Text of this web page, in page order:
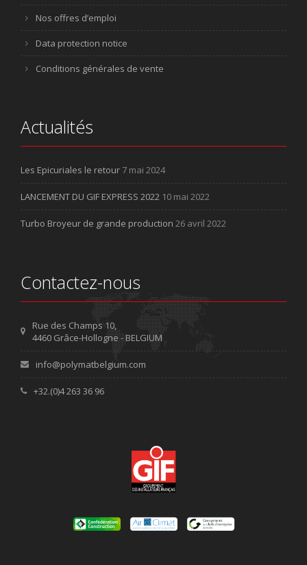
Nos offres d’emploi
Data protection notice
Conditions générales de vente
Actualités
Les Epicuriales le retour 7 mai 2024
LANCEMENT DU GIF EXPRESS 2022 10 mai 2022
Turbo Broyeur de grande production 26 avril 2022
Contactez-nous
Rue des Champs 10,
4460 Grâce-Hollogne - BELGIUM
info@polymatbelgium.com
+32.(0)4 263 36 96